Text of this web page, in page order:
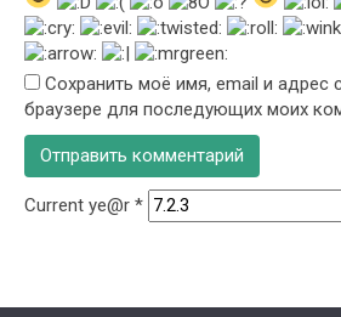
Сохранить моё имя, email и адрес
браузере для последующих моих
Current ye@r *